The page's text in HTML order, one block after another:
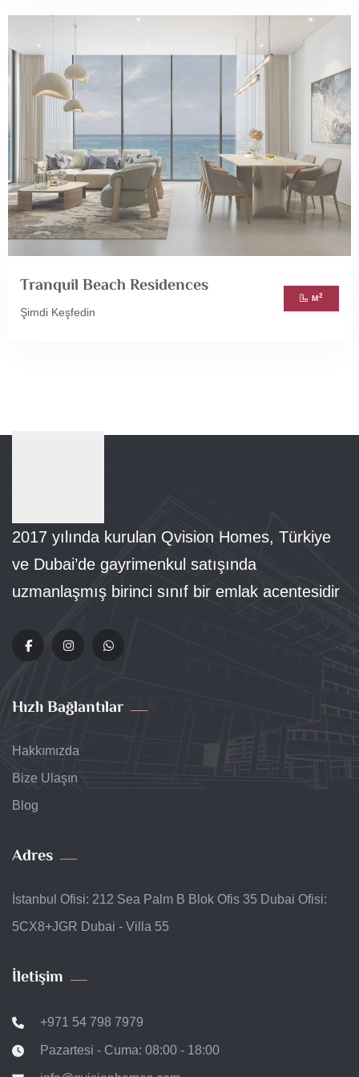
Tranquil Beach Residences
Şimdi Keşfedin
M2
2017 yılında kurulan Qvision Homes, Türkiye
ve Dubai’de gayrimenkul satışında
uzmanlaşmış birinci sınıf bir emlak acentesidir
Hızlı Bağlantılar
Hakkımızda
Bize Ulaşın
Blog
Adres
İstanbul Ofisi: 212 Sea Palm B Blok Ofis 35 Dubai Ofisi:
5CX8+JGR Dubai - Villa 55
İletişim
+971 54 798 7979
Pazartesi - Cuma: 08:00 - 18:00